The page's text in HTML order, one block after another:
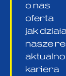
o nas
oferta
jak
nasze
kariera